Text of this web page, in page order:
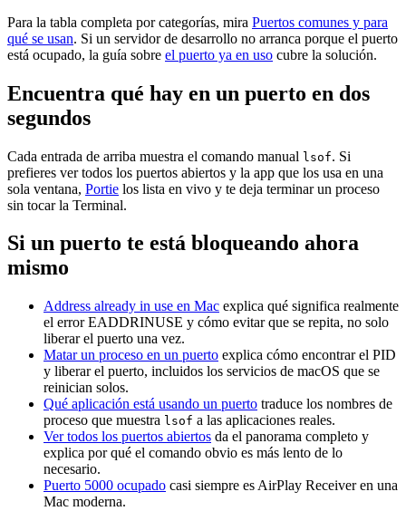
Para la tabla completa por categorías, mira Puertos comunes y para
qué se usan. Si un servidor de desarrollo no arranca porque el puerto
está ocupado, la guía sobre el puerto ya en uso cubre la solución.
Encuentra qué hay en un puerto en dos
segundos
Cada entrada de arriba muestra el comando manual lsof. Si
prefieres ver todos los puertos abiertos y la app que los usa en una
sola ventana, Portie los lista en vivo y te deja terminar un proceso
sin tocar la Terminal.
Si un puerto te está bloqueando ahora
mismo
Address already in use en Mac explica qué significa realmente
el error EADDRINUSE y cómo evitar que se repita, no solo
liberar el puerto una vez.
Matar un proceso en un puerto explica cómo encontrar el PID
y liberar el puerto, incluidos los servicios de macOS que se
reinician solos.
Qué aplicación está usando un puerto traduce los nombres de
proceso que muestra lsof a las aplicaciones reales.
Ver todos los puertos abiertos da el panorama completo y
explica por qué el comando obvio es más lento de lo
necesario.
Puerto 5000 ocupado casi siempre es AirPlay Receiver en una
Mac moderna.